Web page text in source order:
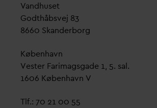
Vandhuset
Godthåbsvej 83
8660 Skanderborg
København
Vester Farimagsgade 1, 5. sal.
1606 København V
Tlf.: 70 21 00 55